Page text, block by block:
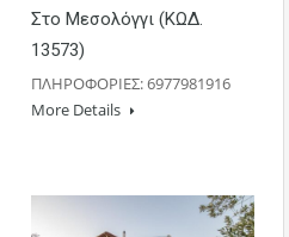
Στο Μεσολόγγι (ΚΩΔ.
13573)
ΠΛΗΡΟΦΟΡΙΕΣ: 6977981916
More Details